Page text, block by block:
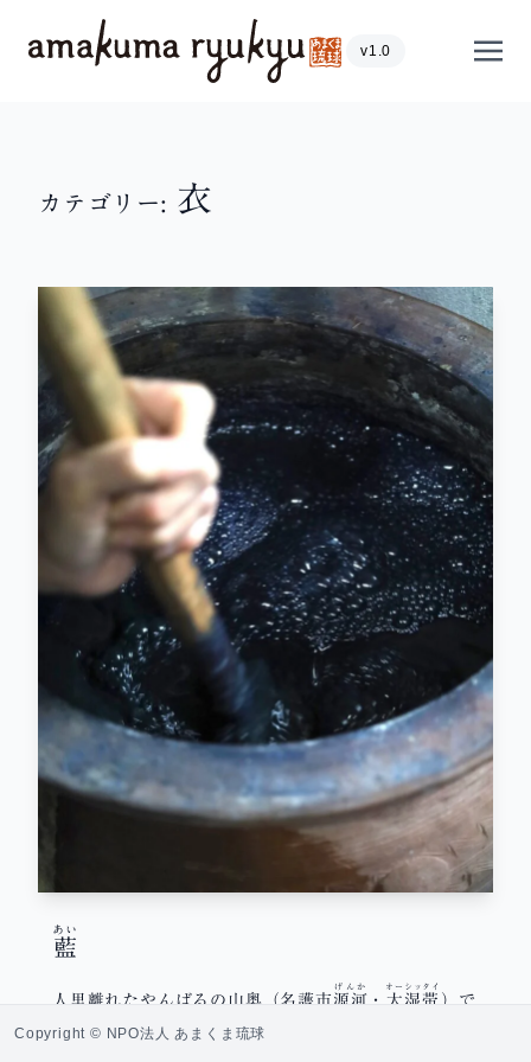
v1.0
カテゴリー: 衣
藍
あい
人里離れたやんばるの山奥（名護市 源河
げんか
・ 大湿帯
オーシッタイ
）で
暮らしはじめ … Continued
Copyright © NPO法人 あまくま琉球